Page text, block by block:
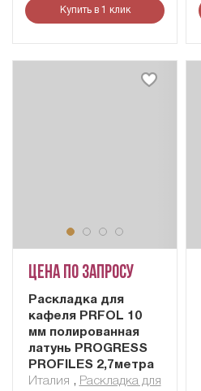
Купить в 1 клик
Цена по запросу
Раскладка для
кафеля PRFOL 10
мм полированная
латунь PROGRESS
PROFILES 2,7метра
Италия , Раскладка для